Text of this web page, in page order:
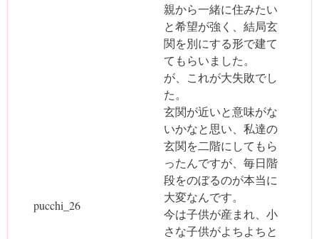
pucchi_26
親から一緒に住みたい
と希望が強く、結局玄
関を別にする形で建て
てもらいました。
が、これが大失敗でし
た。
玄関が近いと意味がな
いかなと思い、私達の
玄関を二階にしてもら
ったんですが、毎日階
段をのぼるのが本当に
大変なんです。
今は子供が産まれ、小
さな子供がよちよちと